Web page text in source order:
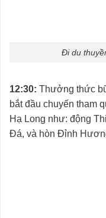
Đi du
12:30: Thưởng thức
bắt đầu chuyến tham
Hạ Long như: động
Đá, và hòn Đỉnh